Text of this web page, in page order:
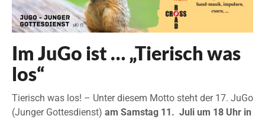
Im JuGo ist … „Tierisch was
los“
Tierisch was los! – Unter diesem Motto steht der 17. JuGo
(Junger Gottesdienst) am Samstag 11. Juli um 18 Uhr in